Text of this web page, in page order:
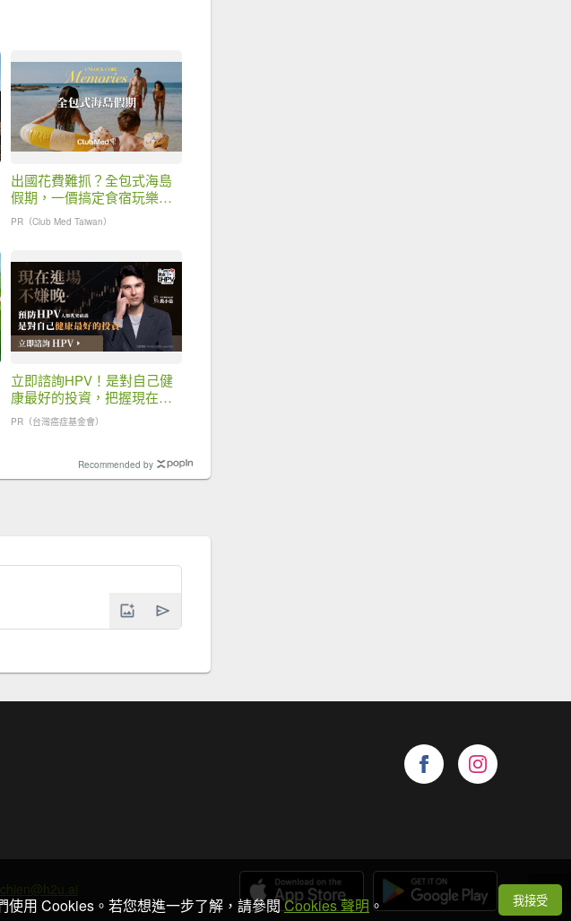
出國花費難抓？全包式海島
假期，一價搞定食宿玩樂，
省錢更省心！
PR（Club Med Taiwan）
立即諮詢HPV！是對自己健
康最好的投資，把握現在不
嫌晚！
PR（台灣癌症基金會）
Recommended by
使用 Cookies。若您想進一步了解，請參閱Cookies 聲明 。 我接受